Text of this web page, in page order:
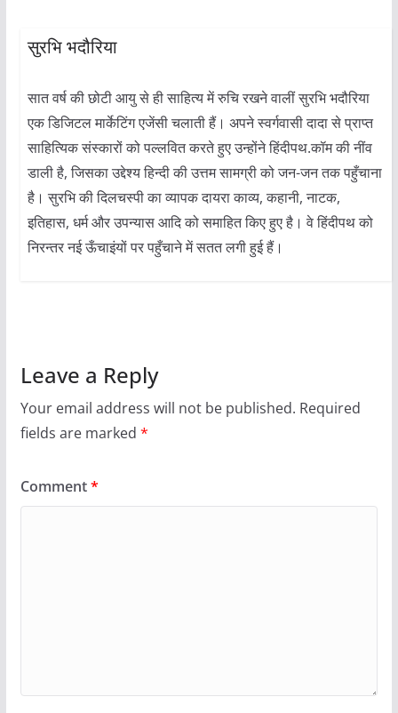
सुरभि भदौरिया
सात वर्ष की छोटी आयु से ही साहित्य में रुचि रखने वालीं सुरभि भदौरिया
एक डिजिटल मार्केटिंग एजेंसी चलाती हैं। अपने स्वर्गवासी दादा से प्राप्त
साहित्यिक संस्कारों को पल्लवित करते हुए उन्होंने हिंदीपथ.कॉम की नींव
डाली है, जिसका उद्देश्य हिन्दी की उत्तम सामग्री को जन-जन तक पहुँचाना
है। सुरभि की दिलचस्पी का व्यापक दायरा काव्य, कहानी, नाटक,
इतिहास, धर्म और उपन्यास आदि को समाहित किए हुए है। वे हिंदीपथ को
निरन्तर नई ऊँचाइंयों पर पहुँचाने में सतत लगी हुई हैं।
Leave a Reply
Your email address will not be published. Required
fields are marked *
Comment*